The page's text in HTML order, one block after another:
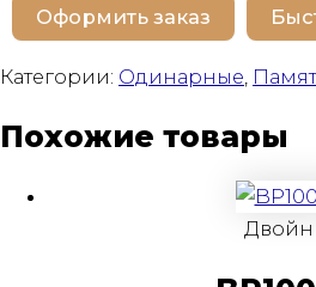
Оформить заказ
Категории: Одинарные
Похожие товары